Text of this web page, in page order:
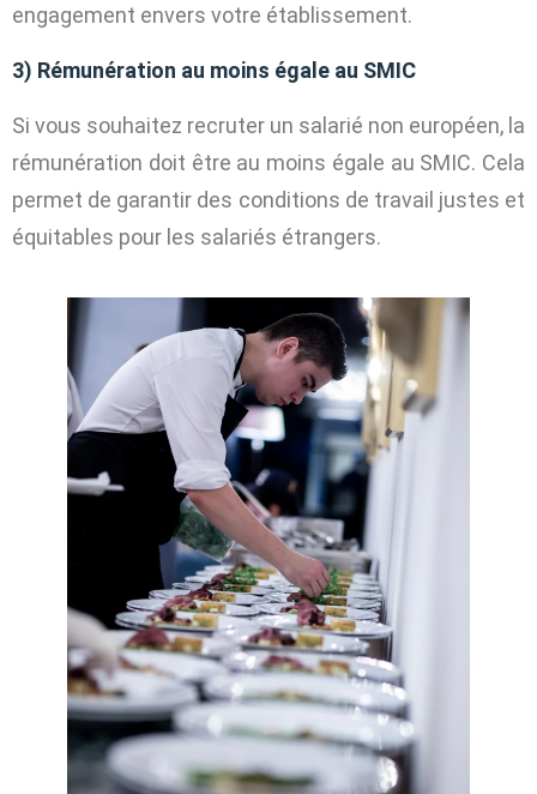
engagement envers votre établissement.
3) Rémunération au moins égale au SMIC
Si vous souhaitez recruter un salarié non européen, la
rémunération doit être au moins égale au SMIC. Cela
permet de garantir des conditions de travail justes et
équitables pour les salariés étrangers.